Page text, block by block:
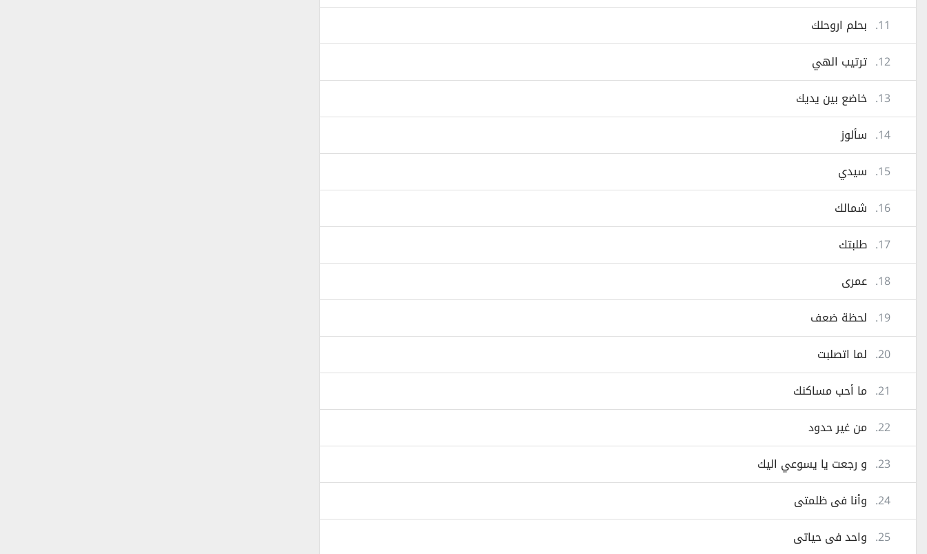
11.
بحلم اروحلك
12. ترتيب الهي
13. خاضع بين يديك
14.
سألوز
15.
سيدي
16.
شمالك
17. طلبتك
18. عمرى
19.
لحظة ضعف
20. لما اتصلبت
21. ما أحب مساكنك
22. من غير حدود
23. و رجعت يا يسوعي اليك
24. وأنا فى ظلمتى
25. واحد فى حياتى